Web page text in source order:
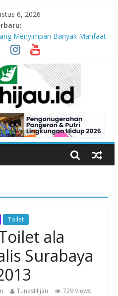
6, 2026
Menyimpan Banyak Manfaat
Gempa Terjadi
Setiap Anak Indonesia
Gempa” Webinar Nasional
Toilet
ala
Surabaya
TunasHijau 729 Views